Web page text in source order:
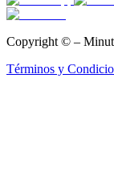
Copyright © –
Términos y